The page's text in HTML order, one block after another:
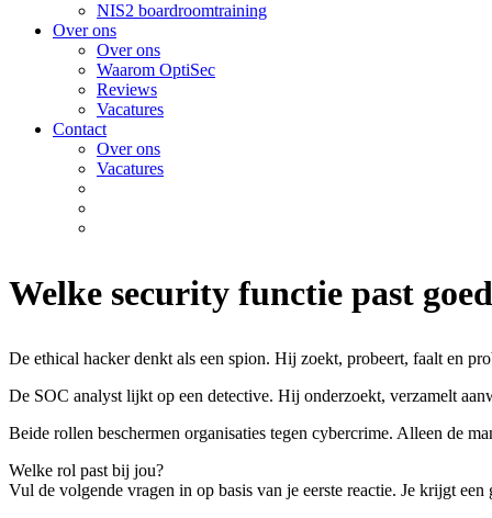
NIS2 boardroomtraining
Over ons
Over ons
Waarom OptiSec
Reviews
Vacatures
Contact
Over ons
Vacatures
Welke security functie past
De ethical hacker denkt als een spion. Hij zoekt, probeert, faalt en
De SOC analyst lijkt op een detective. Hij onderzoekt, verzamelt
Beide rollen beschermen organisaties tegen cybercrime. Alleen de
Welke rol past bij jou?
Vul de volgende vragen in op basis van je eerste reactie. Je krijgt